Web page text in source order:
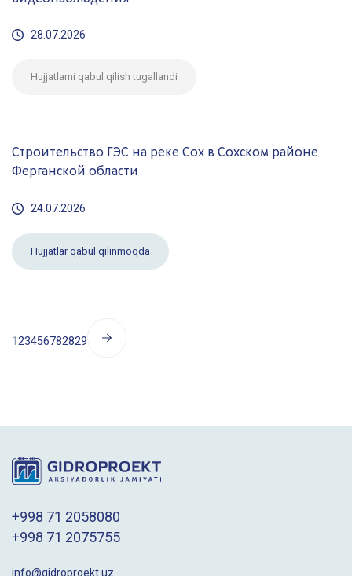
28.07.2026
Hujjatlarni qabul qilish tugallandi
Строительство ГЭС на реке Сох в Сохском районе
Ферганской области
24.07.2026
Hujjatlar qabul qilinmoqda
1 23456782829
+998 71 2058080
+998 71 2075755
info@gidroproekt.uz